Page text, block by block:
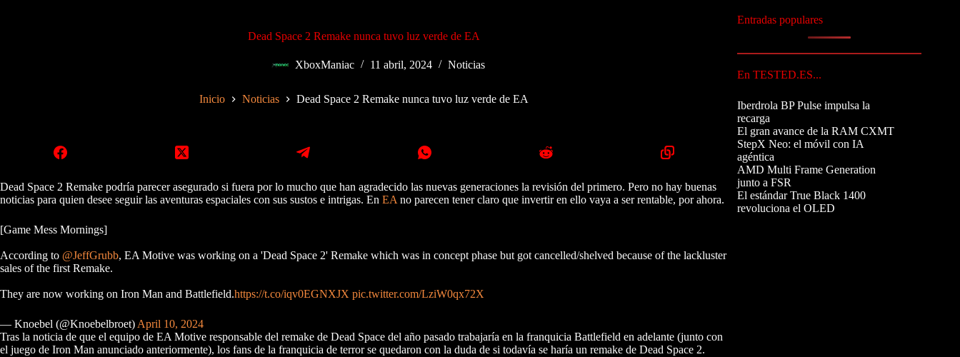
Dead Space 2 Remake nunca tuvo luz verde de EA
XboxManiac 11 abril, 2024 Noticias
Inicio Noticias Dead Space 2 Remake nunca tuvo luz verde de EA
Dead Space 2 Remake podría parecer asegurado si fuera por lo mucho que han agradecido las nuevas generaciones la revisión del primero. Pero no hay buenas
noticias para quien desee seguir las aventuras espaciales con sus sustos e intrigas. En EAno parecen tener claro que invertir en ello vaya a ser rentable, por ahora.
[Game Mess Mornings]
According to @JeffGrubb, EA Motive was working on a 'Dead Space 2' Remake which was in concept phase but got cancelled/shelved because of the lackluster
sales of the first Remake.
They are now working on Iron Man and Battlefield.https://t.co/iqv0EGNXJX pic.twitter.com/LziW0qx72X
— Knoebel (@Knoebelbroet)April 10, 2024
Tras la noticia de que el equipo de EA Motive responsable del remake de Dead Space del año pasado trabajaría en la franquicia Battlefield en adelante (junto con
el juego de Iron Man anunciado anteriormente), los fans de la franquicia de terror se quedaron con la duda de si todavía se haría un remake de Dead Space 2.
Entradas populares
En TESTED.ES...
Iberdrola BP Pulse impulsa la
recarga
El gran avance de la RAM CXMT
StepX Neo: el móvil con IA
agéntica
AMD Multi Frame Generation
junto a FSR
El estándar True Black 1400
revoluciona el OLED